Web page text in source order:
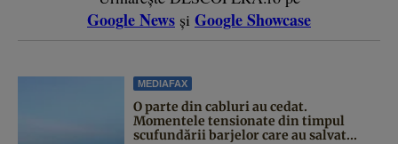
Google News și Google Showcase
MEDIAFAX
O parte din cabluri au cedat.
Momentele tensionate din timpul
scufundării barjelor care au salvat...